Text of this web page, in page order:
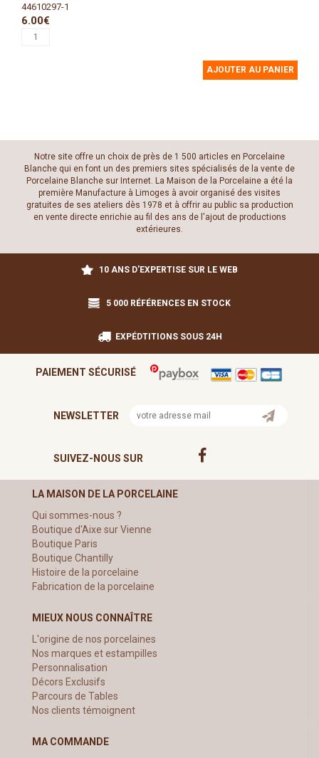
44610297-1
6.00€
AJOUTER AU PANIER
Notre site offre un choix de près de 1 500 articles en Porcelaine
Blanche qui en font un des premiers sites spécialisés de la vente de
Porcelaine Blanche sur Internet. La Maison de la Porcelaine a été la
première Manufacture à Limoges à avoir organisé des visites
gratuites de ses ateliers dès 1978 et à offrir au public sa production
en vente directe enrichie au fil des ans de l'ajout de productions
extérieures.
10 ANS D'EXPERTISE SUR LE WEB
5 000 RÉFÉRENCES EN STOCK
EXPÉDTITIONS SOUS 24H
PAIEMENT SÉCURISÉ
NEWSLETTER
SUIVEZ-NOUS SUR
LA MAISON DE LA PORCELAINE
Qui sommes-nous ?
Boutique d'Aixe sur Vienne
Boutique Paris
Boutique Chantilly
Histoire de la porcelaine
Fabrication de la porcelaine
MIEUX NOUS CONNAÎTRE
L'origine de nos porcelaines
Nos marques et estampilles
Personnalisation
Décors Exclusifs
Parcours de Tables
Nos clients témoignent
MA COMMANDE